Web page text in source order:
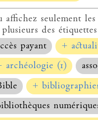
affichez seulement
des étiquettes
payant
+
archéologie (1)
+